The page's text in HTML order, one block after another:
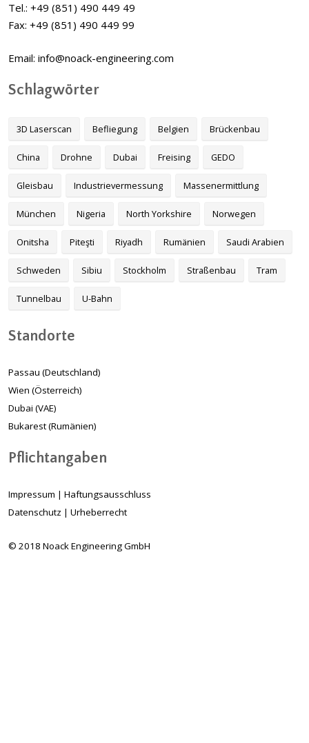
Tel.: +49 (851) 490 449 49
Fax: +49 (851) 490 449 99
Email: info@noack-engineering.com
Schlagwörter
3D Laserscan Befliegung Belgien Brückenbau
China Drohne Dubai Freising GEDO
Gleisbau Industrievermessung Massenermittlung
München Nigeria North Yorkshire Norwegen
Onitsha Piteşti Riyadh Rumänien Saudi Arabien
Schweden Sibiu Stockholm Straßenbau Tram
Tunnelbau U-Bahn
Standorte
Passau (Deutschland)
Wien (Österreich)
Dubai (VAE)
Bukarest (Rumänien)
Pflichtangaben
Impressum | Haftungsausschluss
Datenschutz | Urheberrecht
© 2018 Noack Engineering GmbH